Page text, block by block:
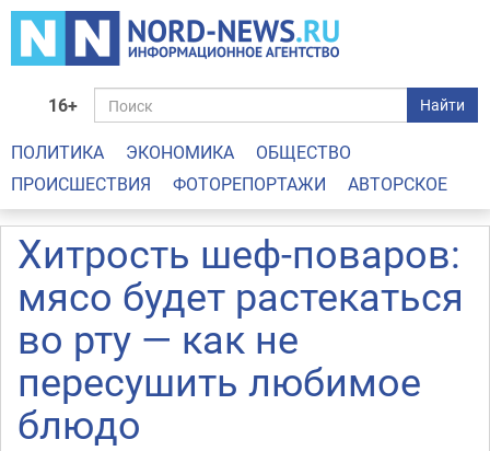
16+ Найти
ПОЛИТИКА ЭКОНОМИКА
ОБЩЕСТВО
ПРОИСШЕСТВИЯ
ФОТОРЕПОРТАЖИ АВТОРСКОЕ
Хитрость шеф-поваров:
мясо будет растекаться
во рту — как не
пересушить любимое
блюдо